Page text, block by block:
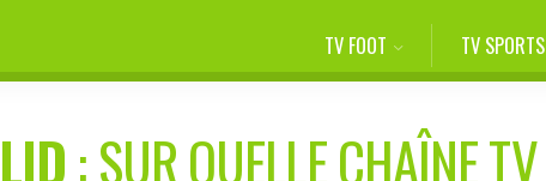
TV FOOT TV SPORTS
: SUR QUELLE CHAÎNE